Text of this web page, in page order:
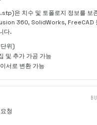
은 치수 및 토폴로지 정보를 보
360, SolidWorks, FreeCAD
다.
위)
및 추가 가공 가능
서로 변환 가능
청